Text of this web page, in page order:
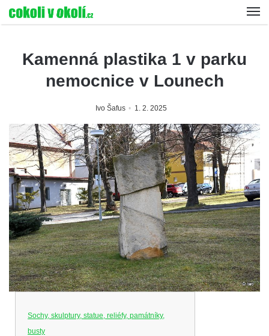
Kamenná plastika 1 v parku
nemocnice v Lounech
Ivo Šafus 1. 2. 2025
Sochy, skulptury, statue, reliéfy, památníky,
busty